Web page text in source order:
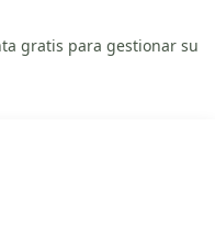
gratis para gestionar su